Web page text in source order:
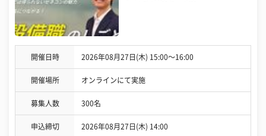
開催日時 2026年08月27日(木) 15:00〜16:00
開催場所 オンラインにて実施
募集人数 300名
申込締切 2026年08月27日(木) 14:00